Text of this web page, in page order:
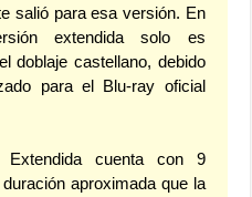
salió para esa versión. En
extendida solo es
doblaje castellano, debido
para el Blu-ray oficial
cuenta con 9
aproximada que la